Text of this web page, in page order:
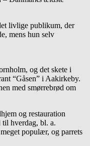
livlige publikum, der
mens hun selv
og det skete i
“Gåsen” i Aakirkeby.
med smørrebrød om
og restauration
til hverdag, bl. a.
populær, og parrets